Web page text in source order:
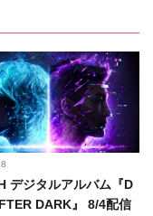
デジタルアルバム『D
DARK』 8/4配信